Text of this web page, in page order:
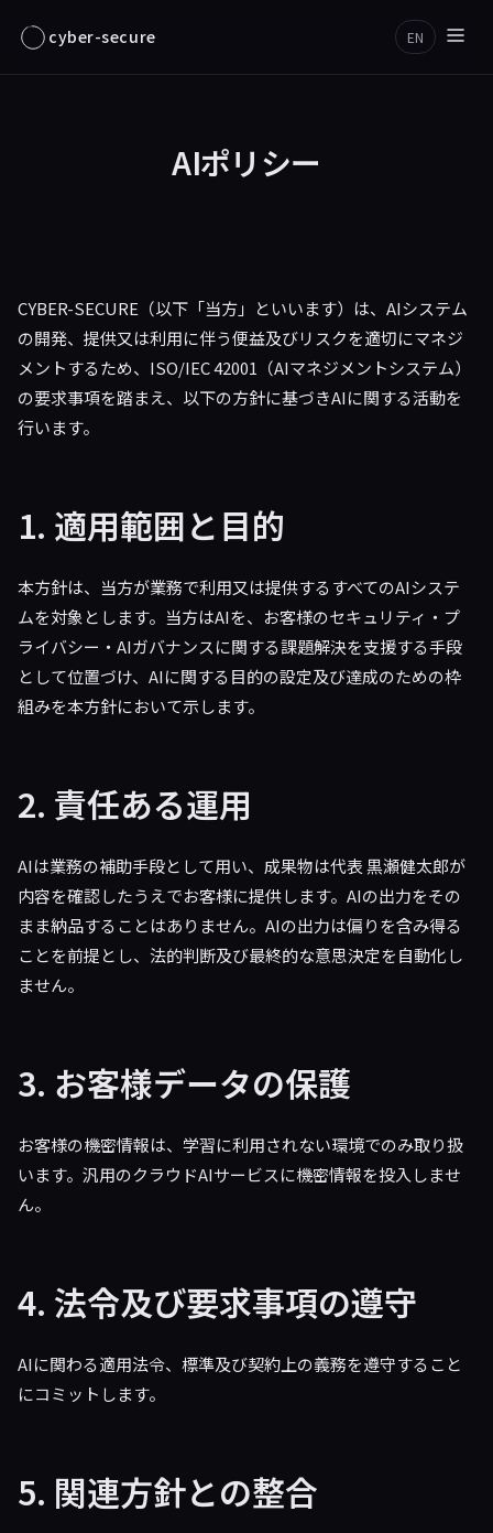
cyber-secure EN
AIポリシー
CYBER-SECURE（以下「当方」といいます）は、AIシステム
の開発、提供又は利用に伴う便益及びリスクを適切にマネジ
メントするため、ISO/IEC 42001（AIマネジメントシステム）
の要求事項を踏まえ、以下の方針に基づきAIに関する活動を
行います。
1. 適用範囲と目的
本方針は、当方が業務で利用又は提供するすべてのAIシステ
ムを対象とします。当方はAIを、お客様のセキュリティ・プ
ライバシー・AIガバナンスに関する課題解決を支援する手段
として位置づけ、AIに関する目的の設定及び達成のための枠
組みを本方針において示します。
2. 責任ある運用
AIは業務の補助手段として用い、成果物は代表 黒瀬健太郎が
内容を確認したうえでお客様に提供します。AIの出力をその
まま納品することはありません。AIの出力は偏りを含み得る
ことを前提とし、法的判断及び最終的な意思決定を自動化し
ません。
3. お客様データの保護
お客様の機密情報は、学習に利用されない環境でのみ取り扱
います。汎用のクラウドAIサービスに機密情報を投入しませ
ん。
4. 法令及び要求事項の遵守
AIに関わる適用法令、標準及び契約上の義務を遵守すること
にコミットします。
5. 関連方針との整合